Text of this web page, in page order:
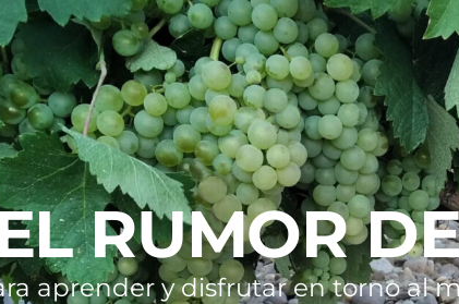
RUMOR
aprender y disfrutar en torno al